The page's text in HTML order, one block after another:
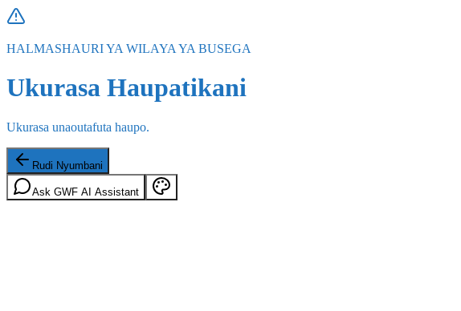
HALMASHAURI YA WILAYA YA BUSEGA
Ukurasa Haupatikani
Ukurasa unaoutafuta haupo.
Rudi Nyumbani
Ask GWF AI Assistant